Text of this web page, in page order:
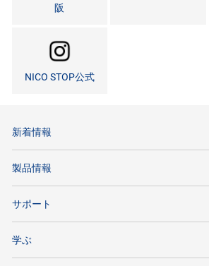
阪
NICO STOP公式
新着情報
製品情報
サポート
学ぶ